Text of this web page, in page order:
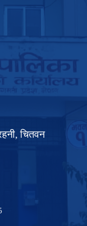
चितवन